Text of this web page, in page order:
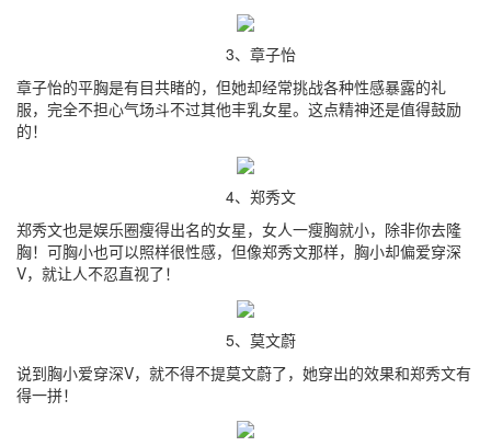
3、章子怡
章子怡的平胸是有目共睹的，但她却经常挑战各种性感暴露的礼
服，完全不担心气场斗不过其他丰乳女星。这点精神还是值得鼓励
的！
4、郑秀文
郑秀文也是娱乐圈瘦得出名的女星，女人一瘦胸就小，除非你去隆
胸！可胸小也可以照样很性感，但像郑秀文那样，胸小却偏爱穿深
V，就让人不忍直视了！
5、莫文蔚
说到胸小爱穿深V，就不得不提莫文蔚了，她穿出的效果和郑秀文有
得一拼！